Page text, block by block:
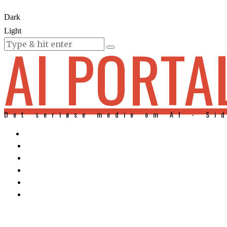
Dark
Light
KURSER
AI
Det seriøse medie om AI -